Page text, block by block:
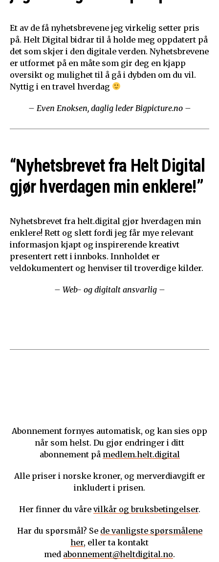
Et av de få nyhetsbrevene jeg virkelig setter pris
på. Helt Digital bidrar til å holde meg oppdatert på
det som skjer i den digitale verden. Nyhetsbrevene
er utformet på en måte som gir deg en kjapp
oversikt og mulighet til å gå i dybden om du vil.
Nyttig i en travel hverdag
– Even Enoksen, daglig leder Bigpicture.no –
“Nyhetsbrevet fra Helt Digital
gjør hverdagen min enklere!”
Nyhetsbrevet fra helt.digital gjør hverdagen min
enklere! Rett og slett fordi jeg får mye relevant
informasjon kjapt og inspirerende kreativt
presentert rett i innboks. Innholdet er
veldokumentert og henviser til troverdige kilder.
– Web- og digitalt ansvarlig –
Abonnement fornyes automatisk, og kan sies opp
når som helst. Du gjør endringer i ditt
abonnement på medlem.helt.digital
Alle priser i norske kroner, og merverdiavgift er
inkludert i prisen.
Her finner du våre vilkår og bruksbetingelser.
Har du spørsmål? Se de vanligste spørsmålene
her, eller ta kontakt
med abonnement@heltdigital.no.